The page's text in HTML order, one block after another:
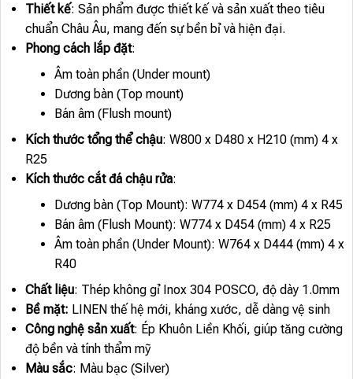
Thiết kế: Sản phẩm được thiết kế và sản xuất theo tiêu
chuẩn Châu Âu, mang đến sự bền bỉ và hiện đại.
Phong cách lắp đặt:
Âm toàn phần (Under mount)
Dương bàn (Top mount)
Bán âm (Flush mount)
Kích thước tổng thể chậu: W800 x D480 x H210 (mm) 4 x
R25
Kích thước cắt đá chậu rửa:
Dương bàn (Top Mount): W774 x D454 (mm) 4 x R45
Bán âm (Flush Mount): W774 x D454 (mm) 4 x R25
Âm toàn phần (Under Mount): W764 x D444 (mm) 4 x
R40
Chất liệu: Thép không gỉ Inox 304 POSCO, độ dày 1.0mm
Bề mặt: LINEN thế hệ mới, kháng xước, dễ dàng vệ sinh
Công nghệ sản xuất: Ép Khuôn Liền Khối, giúp tăng cường
độ bền và tính thẩm mỹ
Màu sắc: Màu bạc (Silver)